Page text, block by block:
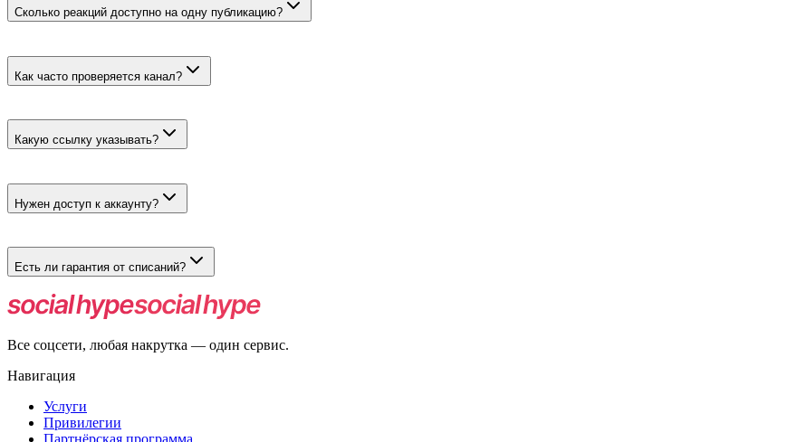
Сколько реакций доступно на одну публикацию?
Как часто проверяется канал?
Какую ссылку указывать?
Нужен доступ к аккаунту?
Есть ли гарантия от списаний?
Нет, гарантия у текущего тарифа не указана. Проверяйте результат по фактическим счётчикам публикаций.
Все соцсети, любая накрутка — один сервис.
Навигация
Услуги
Привилегии
Партнёрская программа